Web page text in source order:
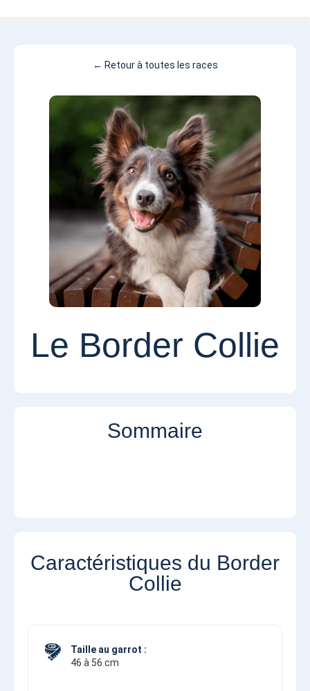
← Retour à toutes les races
Le Border Collie
Sommaire
Caractéristiques du Border
Collie
Taille au garrot :
46 à 56 cm